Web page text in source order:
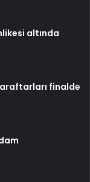
altında
finalde